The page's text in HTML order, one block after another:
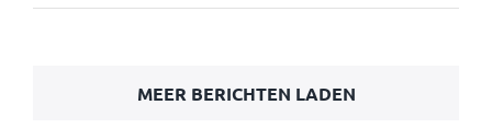
MEER BERICHTEN LADEN